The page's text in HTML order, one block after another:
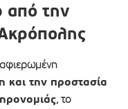
από την
αφιερωμένη
και την προστασία
, το